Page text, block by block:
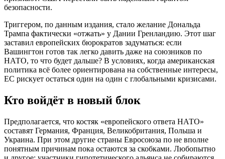
безопасности.
Триггером, по данным издания, стало желание Дональда
Трампа фактически «отжать» у Дании Гренландию. Этот шаг
заставил европейских бюрократов задуматься: если
Вашингтон готов так легко давить даже на союзников по
НАТО, то что будет дальше? В условиях, когда американская
политика всё более ориентирована на собственные интересы,
ЕС рискует остаться один на один с глобальными кризисами.
Кто войдёт в новый блок
Предполагается, что костяк «европейского ответа НАТО»
составят Германия, Франция, Великобритания, Польша и
Украина. При этом другие страны Евросоюза по не вполне
понятным причинам пока остаются за скобками. Любопытно